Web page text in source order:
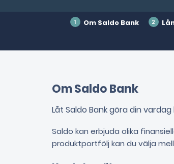
Om Saldo Bank
Om Saldo Bank
Låt Saldo Bank göra din
Saldo kan erbjuda olika
produktportfölj kan du välja